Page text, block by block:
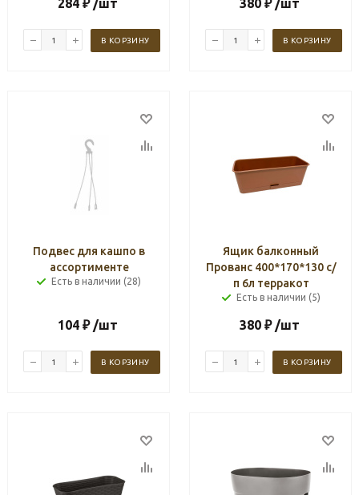
284₽ /шт
В КОРЗИНУ
380₽ /шт
В КОРЗИНУ
Подвес для кашпо в
ассортименте
Есть в наличии (28)
104₽ /шт
В КОРЗИНУ
Ящик балконный
Прованс 400*170*130 с/
п 6л терракот
Есть в наличии (5)
380₽ /шт
В КОРЗИНУ